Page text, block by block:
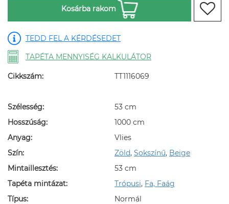
Kosárba rakom
TEDD FEL A KÉRDÉSEDET
TAPÉTA MENNYISÉG KALKULÁTOR
Cikkszám: TT1116069
Szélesség:
53 cm
Hosszúság:
1000 cm
Anyag:
Vlies
Szín:
Zöld, Sokszínű, Beige
Mintaillesztés:
53 cm
Tapéta mintázat:
Trópusi, Fa, Faág
Típus:
Normál